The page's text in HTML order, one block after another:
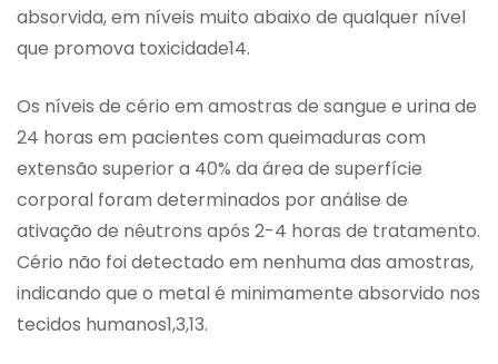
absorvida, em níveis muito abaixo de qualquer nível
que promova toxicidade14.
Os níveis de cério em amostras de sangue e urina de
24 horas em pacientes com queimaduras com
extensão superior a 40% da área de superfície
corporal foram determinados por análise de
ativação de nêutrons após 2-4 horas de tratamento.
Cério não foi detectado em nenhuma das amostras,
indicando que o metal é minimamente absorvido nos
tecidos humanos1,3,13.